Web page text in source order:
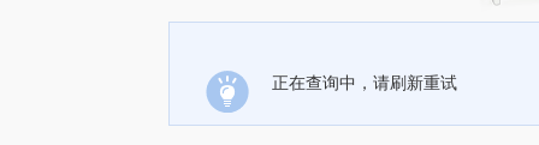
正在查询中，请刷新重试